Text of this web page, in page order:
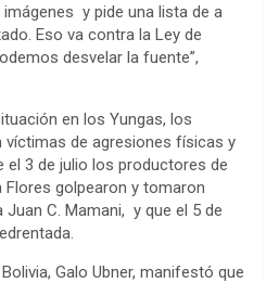
y pide una lista de a
Eso va contra la Ley de
desvelar la fuente”,
en los Yungas, los
de agresiones físicas y
el 3 de julio los productores de
Flores golpearon y tomaron
C. Mamani, y que el 5 de
Galo Ubner, manifestó que